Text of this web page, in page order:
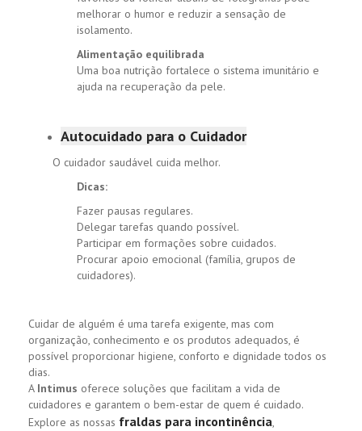
melhorar o humor e reduzir a sensação de
isolamento.
Alimentação equilibrada
Uma boa nutrição fortalece o sistema imunitário e
ajuda na recuperação da pele.
Autocuidado para o Cuidador
O cuidador saudável cuida melhor.
Dicas:
Fazer pausas regulares.
Delegar tarefas quando possível.
Participar em formações sobre cuidados.
Procurar apoio emocional (família, grupos de
cuidadores).
Cuidar de alguém é uma tarefa exigente, mas com
organização, conhecimento e os produtos adequados, é
possível proporcionar higiene, conforto e dignidade todos os
dias.
A Intimus oferece soluções que facilitam a vida de
cuidadores e garantem o bem-estar de quem é cuidado.
Explore as nossas fraldas para incontinência,